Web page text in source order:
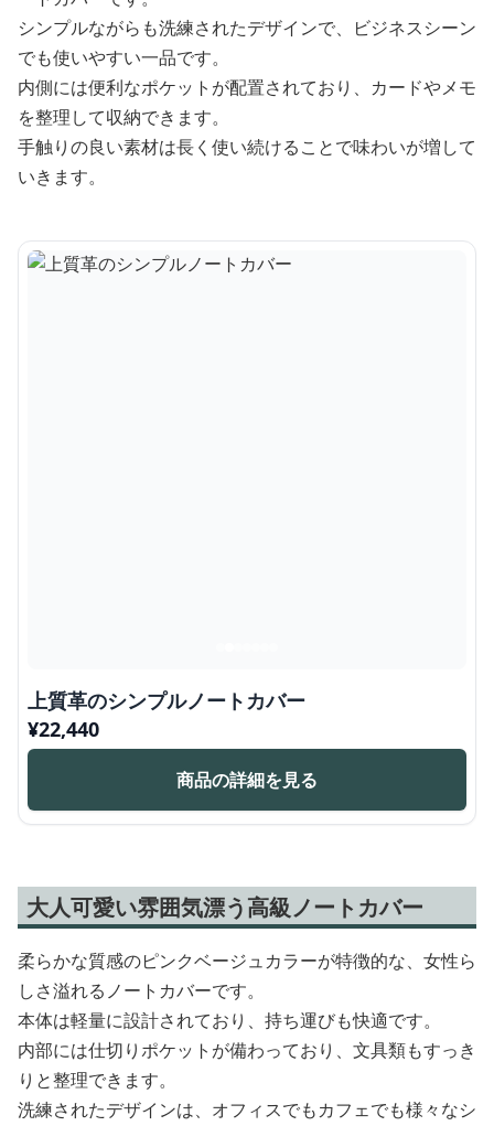
シンプルながらも洗練されたデザインで、ビジネスシーン
でも使いやすい一品です。
内側には便利なポケットが配置されており、カードやメモ
を整理して収納できます。
手触りの良い素材は長く使い続けることで味わいが増して
いきます。
上質革のシンプルノートカバー
¥22,440
商品の詳細を見る
大人可愛い雰囲気漂う高級ノートカバー
柔らかな質感のピンクベージュカラーが特徴的な、女性ら
しさ溢れるノートカバーです。
本体は軽量に設計されており、持ち運びも快適です。
内部には仕切りポケットが備わっており、文具類もすっき
りと整理できます。
洗練されたデザインは、オフィスでもカフェでも様々なシ